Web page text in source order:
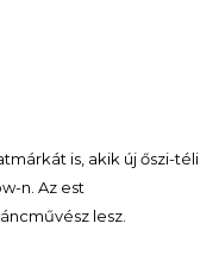
is, akik új őszi-téli
n. Az est
lesz.